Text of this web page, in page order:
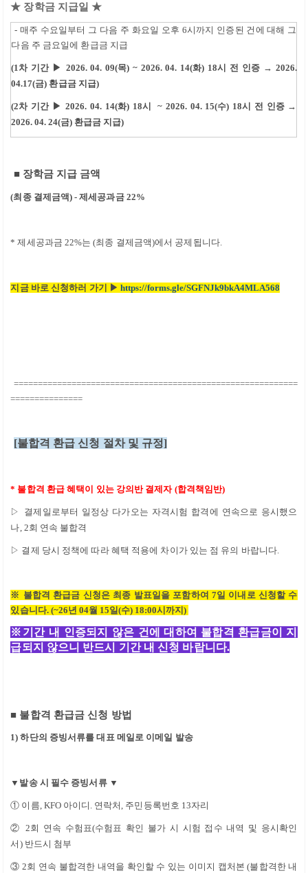
★ 장학금 지급일 ★
- 매주 수요일부터 그 다음 주 화요일 오후 6시 까지 인증된 건에 대해 그
다음 주 금요일에 환급금 지급
(1차 기간 ▶ 2026. 04. 09(목) ~ 2026. 04. 14(화) 18시 전 인증 → 2026.
04.17(금) 환급금 지급)
(2차 기간 ▶ 2026. 04. 14(화) 18시 ~ 2026. 04. 15(수) 18시 전 인증 →
2026. 04. 24(금) 환급금 지급)
■ 장학금 지급 금액
(최종 결제금액) -제세공과금 22%
*제세공과금22%는(최종 결제금액)에서 공제됩니다.
지금 바로 신청하러 가기 ▶ https://forms.gle/SGFNJk9bkA4MLA568
===========================================================
===============
[불합격 환급 신청 절차 및 규정]
* 불합격 환급 혜택이 있는 강의반 결제자 (합격책임반)
▷ 결제일로부터 일정상 다가오는 자격시험 합격에 연속으로 응시했으
나, 2회 연속 불합격
▷ 결제 당시 정책에 따라 혜택 적용에 차이가 있는 점 유의 바랍니다.
※ 불합격 환급금 신청은 최종 발표일을 포함하여 7일 이내로 신청할 수
있습니다. (~26년 04월 15일(수) 18:00시까지)
※ 기간 내 인증되지 않은 건에 대하여 불합격 환급금이 지
급되지 않으니 반드시 기간 내 신청 바랍니다.
■ 불합격 환급금 신청 방법
1)하단의 증빙서류를 대표 메일로 이메일 발송
▼ 발송 시 필수 증빙서류 ▼
① 이름, KFO 아이디 . 연락처, 주민등록번호 13자리
② 2회 연속 수험표(수험표 확인 불가 시 시험 접수 내역 및 응시확인
서 ) 반드시 첨부
③2회 연속 불합격한 내역을 확인할 수 있는 이미지 캡처본(불합격한 내